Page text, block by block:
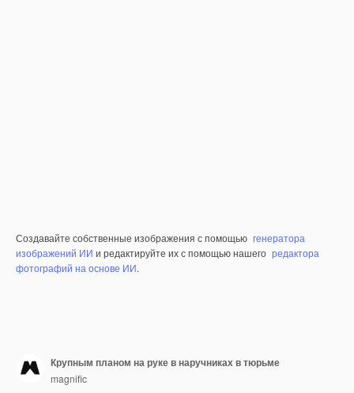
Создавайте собственные изображения с помощью генератора
изображений ИИ и редактируйте их с помощью нашего редактора
фотографий на основе ИИ.
Крупным планом на руке в наручниках в тюрьме
magnific